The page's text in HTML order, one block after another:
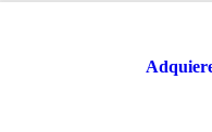
Multitech